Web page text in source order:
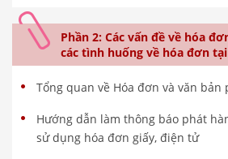
Phần 2: Các vấn đề về hóa
các tình huống về hóa đơn
Tổng quan về Hóa đơn và văn
Hướng dẫn làm thông báo phát
sử dụng hóa đơn giấy, điện tử